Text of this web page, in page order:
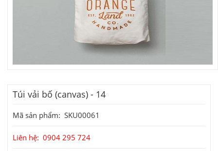
Túi vải bố (canvas) - 14
Mã sản phẩm: SKU00061
Liên hệ: 0904 295 724